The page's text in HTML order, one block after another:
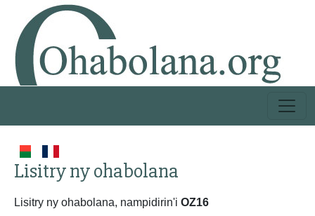
Lisitry ny ohabolana
Lisitry ny ohabolana, nampidirin'i OZ16